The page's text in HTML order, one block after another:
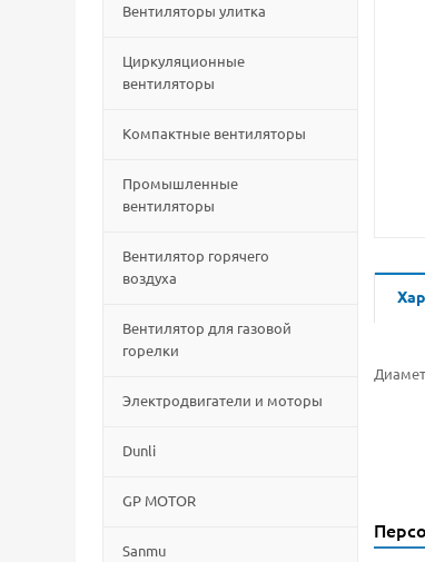
Вентиляторы улитка
Циркуляционные
вентиляторы
Компактные вентиляторы
Промышленные
вентиляторы
Вентилятор горячего
воздуха
Вентилятор для газовой
горелки
Электродвигатели и моторы
Dunli
GP MOTOR
Sanmu